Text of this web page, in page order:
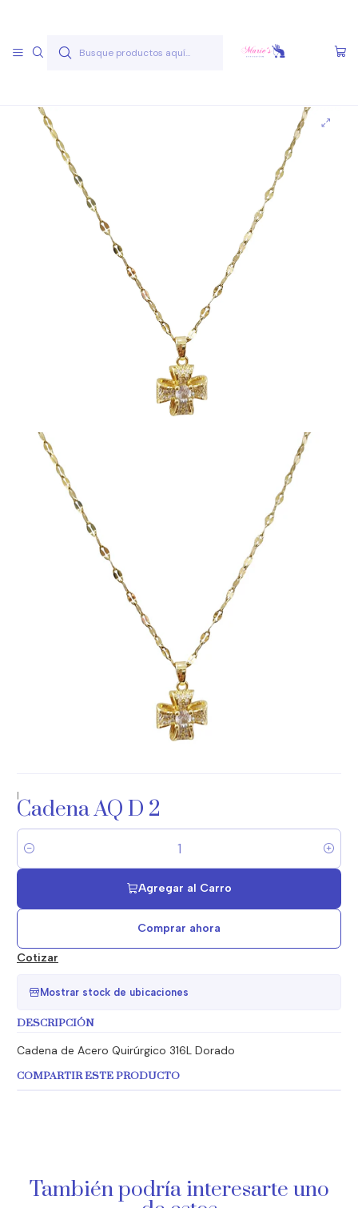
Inicio Joyas Acero Quirúgico Cadenas Acero Quirúgico
Cadenas A.Q. Dorados Cadena AQ D 2
|
Cadena AQ D 2
Cantidad
Agregar al Carro
Comprar ahora
Cotizar
Mostrar stock de ubicaciones
DESCRIPCIÓN
Cadena de Acero Quirúrgico 316L Dorado
COMPARTIR ESTE PRODUCTO
También podría interesarte uno